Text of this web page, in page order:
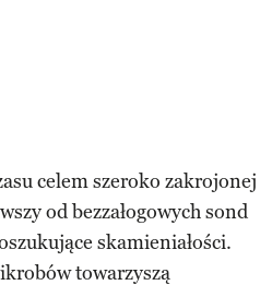
celem szeroko zakrojonej
od bezzałogowych sond
skamieniałości.
towarzyszą